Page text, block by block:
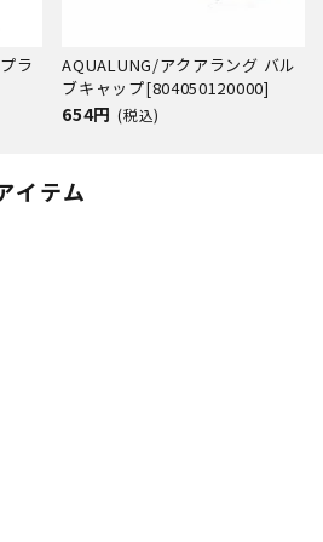
ラ
AQUALUNG/アクアラング バル
ブキャップ[804050120000]
654円 (税込)
イテム